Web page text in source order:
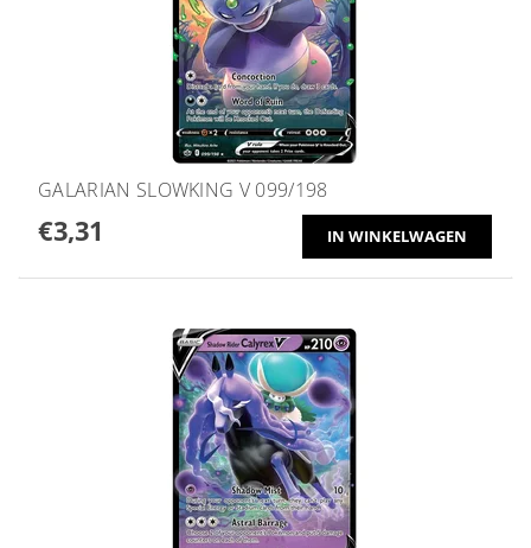
GALARIAN SLOWKING V 099/198
€3,31